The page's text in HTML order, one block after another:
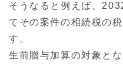
そうなると例えば、
てその案件の相続税の
す。
生前贈与加算の対象と